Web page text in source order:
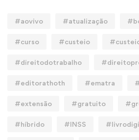
#aovivo #atualização
#curso #custeio
#direitodotrabalho
#editorathoth #ematra
#extensão #gratuito
#híbrido #INSS